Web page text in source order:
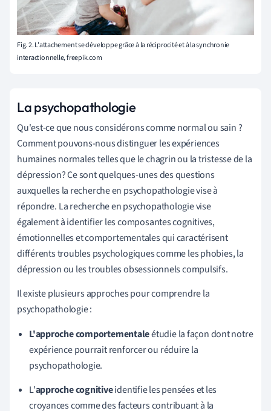
Fig. 2. L'attachement se développe grâce à la réciprocité et à la synchronie
interactionnelle, freepik.com
La psychopathologie
Qu'est-ce que nous considérons comme normal ou sain ?
Comment pouvons-nous distinguer les expériences
humaines normales telles que le chagrin ou la tristesse de la
dépression? Ce sont quelques-unes des questions
auxquelles la recherche en psychopathologie vise à
répondre. Larecherche enpsychopathologievise
également à identifier les composantes cognitives,
émotionnelles et comportementales qui caractérisent
différents troubles psychologiques comme lesphobies, la
dépression ou les troubles obsessionnels compulsifs.
Il existe plusieurs approches pour comprendre la
psychopathologie :
L'approche comportementaleétudie la façon dont notre
expérience pourrait renforcer ou réduire la
psychopathologie.
L'approche cognitiveidentifie les pensées et les
croyances comme des facteurs contribuant à la